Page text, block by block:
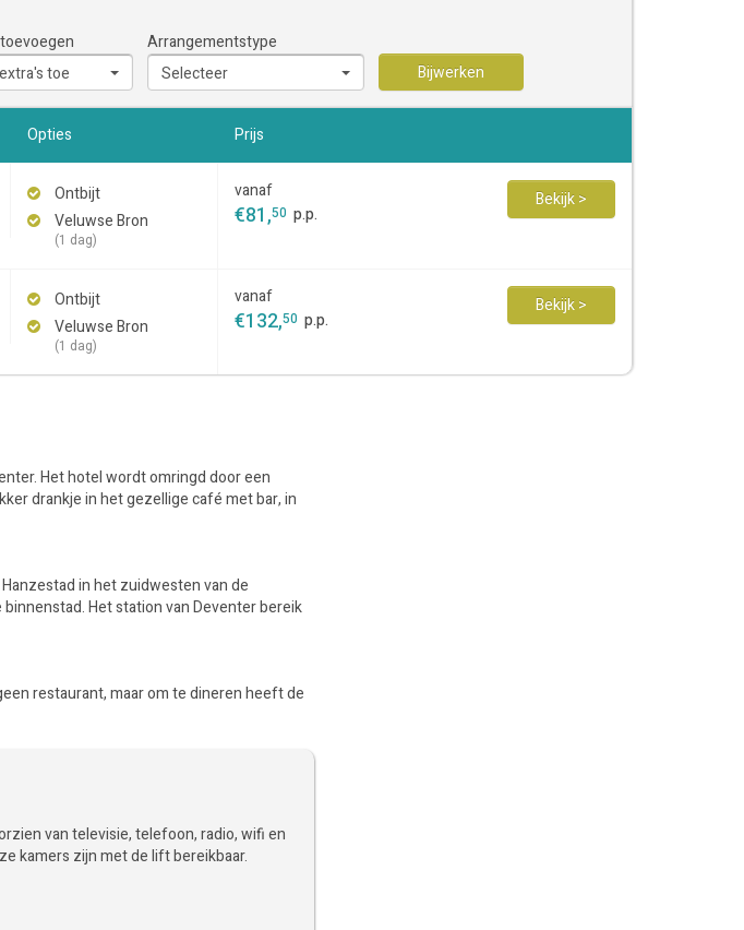
toe
Arrangementstype
Selecteer
Bijwerken
Opties Prijs
Ontbijt
Veluwse Bron
(1 dag)
vanaf
€81,50 p.p.
Bekijk >
Ontbijt
Veluwse Bron
(1 dag)
vanaf
€132,50 p.p.
Bekijk >
Het hotel wordt omringd door een
drankje in het gezellige café met bar, in
in het zuidwesten van de
Het station van Deventer bereik
restaurant, maar om te dineren heeft de
van televisie, telefoon, radio, wifi en
kamers zijn met de lift bereikbaar.